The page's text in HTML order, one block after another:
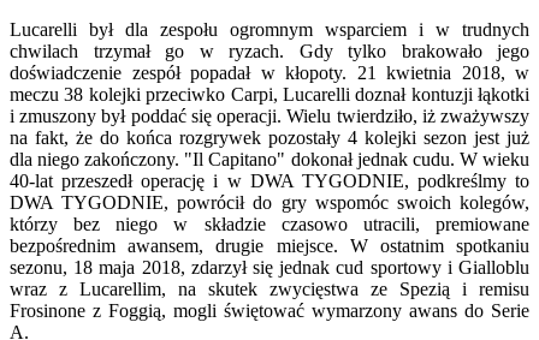
Lucarelli był dla zespołu ogromnym wsparciem i w trudnych
chwilach trzymał go w ryzach. Gdy tylko brakowało jego
doświadczenie zespół popadał w kłopoty. 21 kwietnia 2018, w
meczu 38 kolejki przeciwko Carpi, Lucarelli doznał kontuzji łąkotki
i zmuszony był poddać się operacji. Wielu twierdziło, iż zważywszy
na fakt, że do końca rozgrywek pozostały 4 kolejki sezon jest już
dla niego zakończony. "Il Capitano" dokonał jednak cudu. W wieku
40-lat przeszedł operację i w DWA TYGODNIE, podkreślmy to
DWA TYGODNIE, powrócił do gry wspomóc swoich kolegów,
którzy bez niego w składzie czasowo utracili, premiowane
bezpośrednim awansem, drugie miejsce. W ostatnim spotkaniu
sezonu, 18 maja 2018, zdarzył się jednak cud sportowy i Gialloblu
wraz z Lucarellim, na skutek zwycięstwa ze Spezią i remisu
Frosinone z Foggią, mogli świętować wymarzony awans do Serie
A.